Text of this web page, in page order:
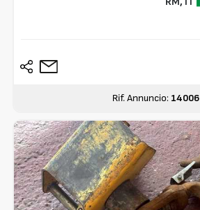
Rif. Annuncio: 14006